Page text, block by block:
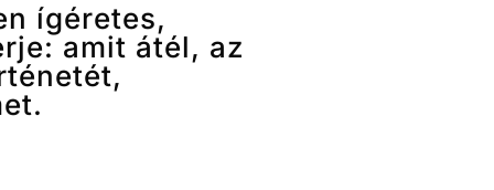
ígéretes,
amit átél, az